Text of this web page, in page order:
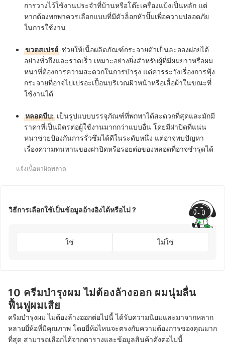
การวางไว้ใช้งานประจำที่บ้านหรือโต๊ะเครื่องแป้งเป็นหลัก แต่
หากต้องพกพาควรเลือกแบบที่มีตัวล็อกหัวปั๊มเพื่อความปลอดภัย
ในการใช้งาน
ขวดสเปรย์ ช่วยให้เนื้อผลิตภัณฑ์กระจายตัวเป็นละอองฝอยได้
อย่างทั่วถึงและรวดเร็ว เหมาะอย่างยิ่งสำหรับผู้ที่มีผมยาวหรือผม
หนาที่ต้องการความสะดวกในการบำรุง แต่ควรระวังเรื่องการฟุ้ง
กระจายที่อาจไปเปรอะเปื้อนบริเวณผิวหน้าหรือเสื้อผ้าในขณะที่
ใช้งานได้
หลอดบีบ: เป็นรูปแบบบรรจุภัณฑ์ที่พกพาได้สะดวกที่สุดและมักมี
ราคาที่เป็นมิตรต่อผู้ใช้งานมากกว่าแบบอื่น โดยมีฝาปิดที่แน่น
หนาช่วยป้องกันการรั่วซึมได้ดีในระดับหนึ่ง แต่อาจพบปัญหา
เรื่องความทนทานของฝาปิดหรือรอยต่อของหลอดที่อาจชำรุดได้
แจ้งเนื้อหาผิดพลาด
วิธีการเลือกใช้เป็นข้อมูลอ้างอิงได้หรือไม่ ?
ใช่ ไม่ใช่
10 ครีมบำรุงผม ไม่ต้องล้างออก ผมนุ่มลื่น
ฟื้นฟูผมเสีย
ครีมบำรุงผม ไม่ต้องล้างออกต่อไปนี้ ได้รับความนิยมและมาจากหลาก
หลายยี่ห้อที่มีคุณภาพ โดยยี่ห้อไหนจะตรงกับความต้องการของคุณมาก
ที่สุด สามารถเลือกได้จากตารางและข้อมูลสินค้าดังต่อไปนี้